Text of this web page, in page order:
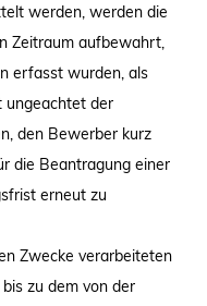
werden, werden die
Zeitraum aufbewahrt,
erfasst wurden, als
ungeachtet der
den Bewerber kurz
die Beantragung einer
erneut zu
Zwecke verarbeiteten
zu dem von der